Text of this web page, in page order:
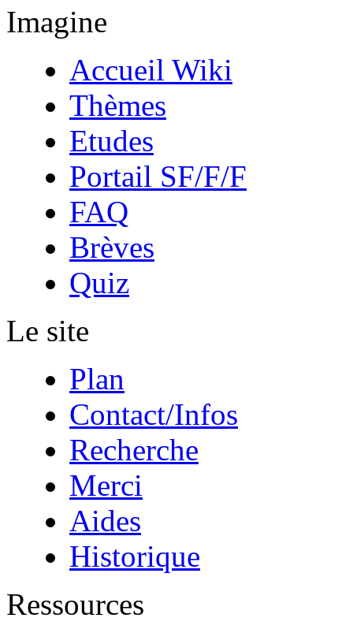
Imagine
Accueil Wiki
Thèmes
Etudes
Portail SF/F/F
FAQ
Brèves
Quiz
Le site
Plan
Contact/Infos
Recherche
Merci
Aides
Historique
Ressources